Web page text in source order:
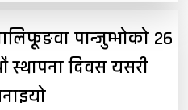
पान्जुम्भोको २६
स्थापना दिवस यसरी